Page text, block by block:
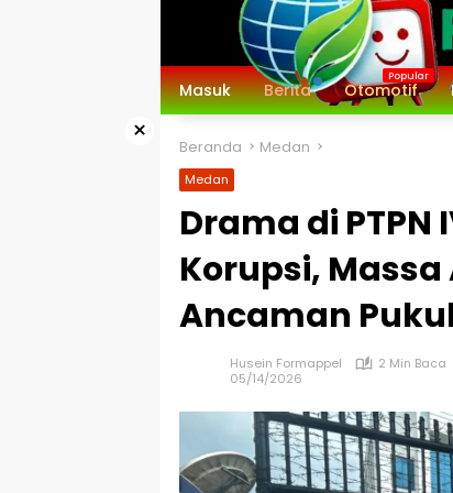
Masuk Berita Otomotif
× Beranda Medan
Medan
Drama di PTPN
Korupsi,
Ancaman
Husein Formappel
2 Min Baca
05/14/2026